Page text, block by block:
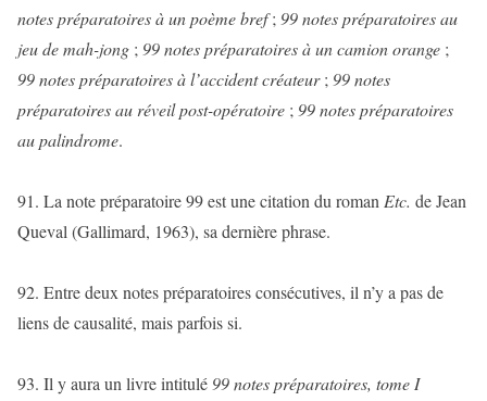
notes préparatoires à un poème bref; 99 notes préparatoires au
jeu de mah-jong ; 99 notes préparatoires à un camion orange ;
99 notes préparatoires à l’accident créateur; 99 notes
préparatoires au réveil post-opératoire ; 99 notes préparatoires
au palindrome.
91. La note préparatoire 99 est une citation du roman Etc. de Jean
Queval (Gallimard, 1963), sa dernière phrase.
92. Entre deux notes préparatoires consécutives, il n’y a pas de
liens de causalité, mais parfois si.
93. Il y aura un livre intitulé 99 notes préparatoires, tome I